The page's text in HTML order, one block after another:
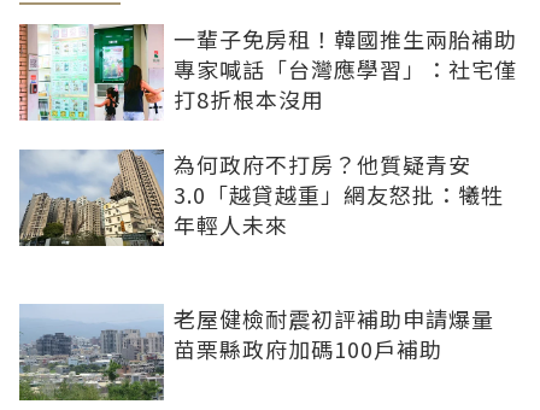
一輩子免房租！韓國推生兩胎補助
專家喊話「台灣應學習」：社宅僅
打8折根本沒用
為何政府不打房？他質疑青安
3.0「越貸越重」網友怒批：犧牲
年輕人未來
老屋健檢耐震初評補助申請爆量
苗栗縣政府加碼100戶補助